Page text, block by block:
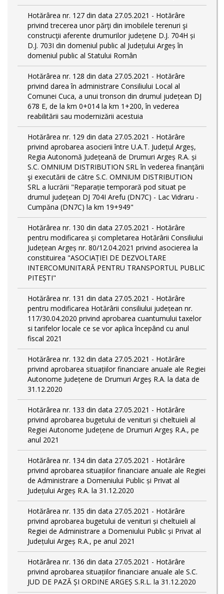
Hotărârea nr. 127 din data 27.05.2021 - Hotărâre
privind trecerea unor părţi din imobilele terenuri şi
construcţii aferente drumurilor județene D.J. 704H și
D.J. 703I din domeniul public al Județului Argeș în
domeniul public al Statului Român
Hotărârea nr. 128 din data 27.05.2021 - Hotărâre
privind darea în administrare Consiliului Local al
Comunei Cuca, a unui tronson din drumul județean DJ
678 E, de la km 0+014 la km 1+200, în vederea
reabilitării sau modernizării acestuia
Hotărârea nr. 129 din data 27.05.2021 - Hotărâre
privind aprobarea asocierii între U.A.T. Județul Argeș,
Regia Autonomă Județeană de Drumuri Argeș R.A. și
S.C. OMNIUM DISTRIBUTION SRL în vederea finanţării
şi executării de către S.C. OMNIUM DISTRIBUTION
SRL a lucrării "Reparație temporară pod situat pe
drumul județean DJ 704I Arefu (DN7C) - Lac Vidraru -
Cumpăna (DN7C) la km 19+949"
Hotărârea nr. 130 din data 27.05.2021 - Hotărâre
pentru modificarea și completarea Hotărârii Consiliului
Județean Argeș nr. 80/12.04.2021 privind asocierea la
constituirea "ASOCIAȚIEI DE DEZVOLTARE
INTERCOMUNITARĂ PENTRU TRANSPORTUL PUBLIC
PITEȘTI"
Hotărârea nr. 131 din data 27.05.2021 - Hotărâre
pentru modificarea Hotărârii consiliului județean nr.
117/30.04.2020 privind aprobarea cuantumului taxelor
si tarifelor locale ce se vor aplica începând cu anul
fiscal 2021
Hotărârea nr. 132 din data 27.05.2021 - Hotărâre
privind aprobarea situațiilor financiare anuale ale Regiei
Autonome Județene de Drumuri Argeș R.A. la data de
31.12.2020
Hotărârea nr. 133 din data 27.05.2021 - Hotărâre
privind aprobarea bugetului de venituri și cheltuieli al
Regiei Autonome Județene de Drumuri Argeș R.A., pe
anul 2021
Hotărârea nr. 134 din data 27.05.2021 - Hotărâre
privind aprobarea situațiilor financiare anuale ale Regiei
de Administrare a Domeniului Public și Privat al
Județului Argeș R.A. la 31.12.2020
Hotărârea nr. 135 din data 27.05.2021 - Hotărâre
privind aprobarea bugetului de venituri și cheltuieli al
Regiei de Administrare a Domeniului Public și Privat al
Județului Argeș R.A., pe anul 2021
Hotărârea nr. 136 din data 27.05.2021 - Hotărâre
privind aprobarea situațiilor financiare anuale ale S.C.
JUD DE PAZĂ ȘI ORDINE ARGEȘ S.R.L. la 31.12.2020